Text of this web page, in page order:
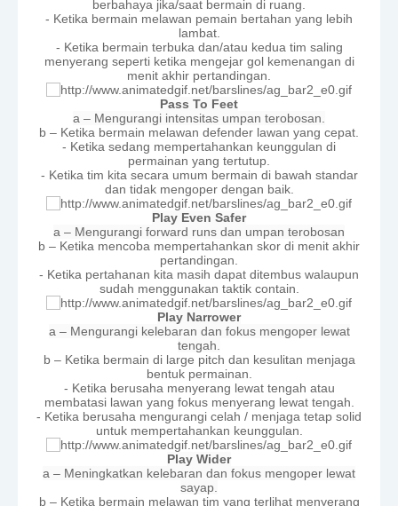
berbahaya jika/saat bermain di ruang.
- Ketika bermain melawan pemain bertahan yang lebih
lambat.
- Ketika bermain terbuka dan/atau kedua tim saling
menyerang seperti ketika mengejar gol kemenangan di
menit akhir pertandingan.
Pass To Feet
a – Mengurangi intensitas umpan terobosan.
b – Ketika bermain melawan defender lawan yang cepat.
- Ketika sedang mempertahankan keunggulan di
permainan yang tertutup.
- Ketika tim kita secara umum bermain di bawah standar
dan tidak mengoper dengan baik.
Play Even Safer
a – Mengurangi forward runs dan umpan terobosan
b – Ketika mencoba mempertahankan skor di menit akhir
pertandingan.
- Ketika pertahanan kita masih dapat ditembus walaupun
sudah menggunakan taktik contain.
Play Narrower
a – Mengurangi kelebaran dan fokus mengoper lewat
tengah.
b – Ketika bermain di large pitch dan kesulitan menjaga
bentuk permainan.
- Ketika berusaha menyerang lewat tengah atau
membatasi lawan yang fokus menyerang lewat tengah.
- Ketika berusaha mengurangi celah / menjaga tetap solid
untuk mempertahankan keunggulan.
Play Wider
a – Meningkatkan kelebaran dan fokus mengoper lewat
sayap.
b – Ketika bermain melawan tim yang terlihat menyerang